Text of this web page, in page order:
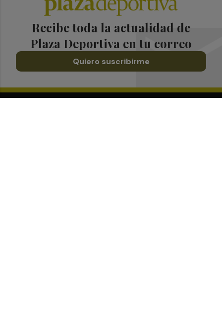
Recibe toda la actualidad de
Plaza Deportiva en tu correo
Quiero suscribirme